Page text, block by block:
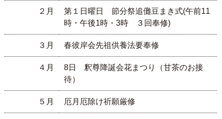
２月
第１日曜日 節分祭追儺豆まき式(午前11
時・午後1時・3時 ３回奉修)
３月 春彼岸会先祖供養法要奉修
４月
8日 釈尊降誕会花まつり（甘茶のお接
待）
５月 厄月厄除け祈願厳修